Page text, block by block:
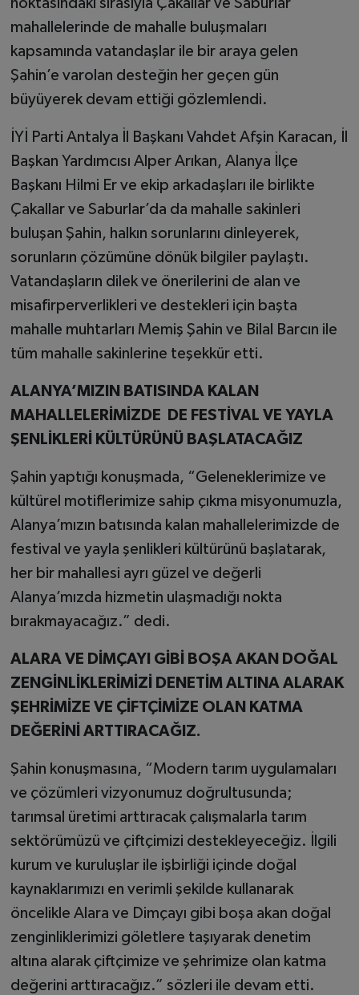
mahallelerinde de mahalle buluşmaları
kapsamında vatandaşlar ile bir araya gelen
Şahin’e varolan desteğin her geçen gün
büyüyerek devam ettiği gözlemlendi.
İYİ Parti Antalya İl Başkanı Vahdet Afşin Karacan, İl
Başkan Yardımcısı Alper Arıkan, Alanya İlçe
Başkanı Hilmi Er ve ekip arkadaşları ile birlikte
Çakallar ve Saburlar’da da mahalle sakinleri
buluşan Şahin, halkın sorunlarını dinleyerek,
sorunların çözümüne dönük bilgiler paylaştı.
Vatandaşların dilek ve önerilerini de alan ve
misafirperverlikleri ve destekleri için başta
mahalle muhtarları Memiş Şahin ve Bilal Barcın ile
tüm mahalle sakinlerine teşekkür etti.
ALANYA’MIZIN BATISINDA KALAN
MAHALLELERİMİZDE DE FESTİVAL VE YAYLA
ŞENLİKLERİ KÜLTÜRÜNÜ BAŞLATACAĞIZ
Şahin yaptığı konuşmada, “Geleneklerimize ve
kültürel motiflerimize sahip çıkma misyonumuzla,
Alanya’mızın batısında kalan mahallelerimizde de
festival ve yayla şenlikleri kültürünü başlatarak,
her bir mahallesi ayrı güzel ve değerli
Alanya’mızda hizmetin ulaşmadığı nokta
bırakmayacağız.” dedi.
ALARA VE DİMÇAYI GİBİ BOŞA AKAN DOĞAL
ZENGİNLİKLERİMİZİ DENETİM ALTINA ALARAK
ŞEHRİMİZE VE ÇİFTÇİMİZE OLAN KATMA
DEĞERİNİ ARTTIRACAĞIZ.
Şahin konuşmasına, “Modern tarım uygulamaları
ve çözümleri vizyonumuz doğrultusunda;
tarımsal üretimi arttıracak çalışmalarla tarım
sektörümüzü ve çiftçimizi destekleyeceğiz. İlgili
kurum ve kuruluşlar ile işbirliği içinde doğal
kaynaklarımızı en verimli şekilde kullanarak
öncelikle Alara ve Dimçayı gibi boşa akan doğal
zenginliklerimizi göletlere taşıyarak denetim
altına alarak çiftçimize ve şehrimize olan katma
değerini arttıracağız.” sözleri ile devam etti.